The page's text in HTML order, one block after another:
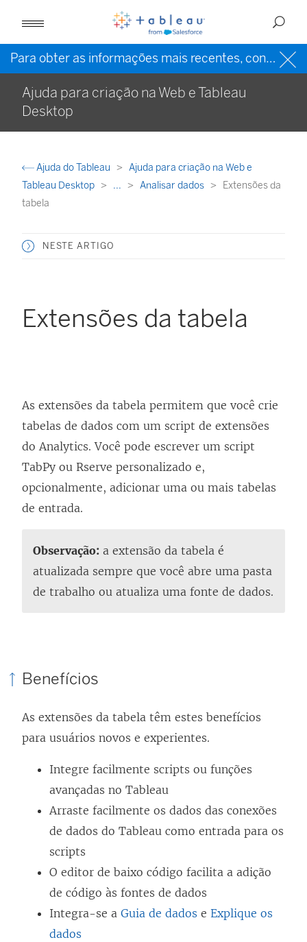
Para obter as informações mais recentes, consulte a
Ajuda para criação na Web e Tableau
Desktop
Ajuda do Tableau
Ajuda para criação na Web e
Tableau Desktop
... Analisar dados
Extensões da
tabela
NESTE ARTIGO
Extensões da tabela
As extensões da tabela permitem que você crie
tabelas de dados com um script de extensões
do Analytics. Você pode escrever um script
TabPy ou Rserve personalizado e,
opcionalmente, adicionar uma ou mais tabelas
de entrada.
Observação: a extensão da tabela é
atualizada sempre que você abre uma pasta
de trabalho ou atualiza uma fonte de dados.
Benefícios
As extensões da tabela têm estes benefícios
para usuários novos e experientes.
Integre facilmente scripts ou funções
avançadas no Tableau
Arraste facilmente os dados das conexões
de dados do Tableau como entrada para os
scripts
O editor de baixo código facilita a adição
de código às fontes de dados
Integra-se a Guia de dados e Explique os
dados